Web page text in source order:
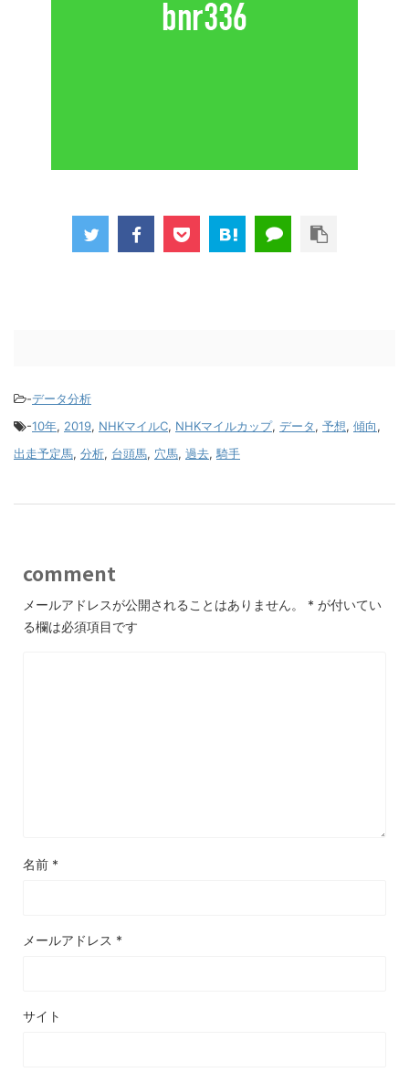
-データ分析
-10年, 2019, NHKマイルC, NHKマイルカップ, データ, 予想, 傾向,
出走予定馬, 分析, 台頭馬, 穴馬, 過去, 騎手
comment
メールアドレスが公開されることはありません。 * が付いてい
る欄は必須項目です
名前 *
メールアドレス *
サイト